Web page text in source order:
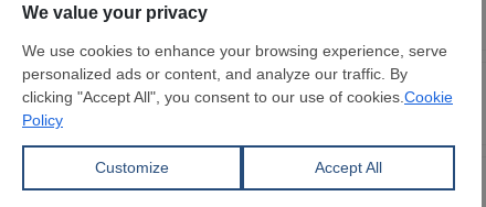
石市场新秩序正逐步构建
处于荣枯线以下